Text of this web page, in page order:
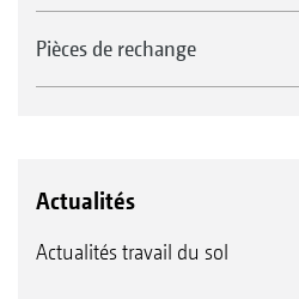
Pièces de rechange
Actualités
Actualités travail du sol